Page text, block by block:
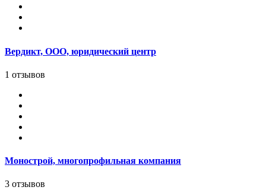
Вердикт, ООО, юридический центр
1 отзывов
Монострой, многопрофильная компания
3 отзывов